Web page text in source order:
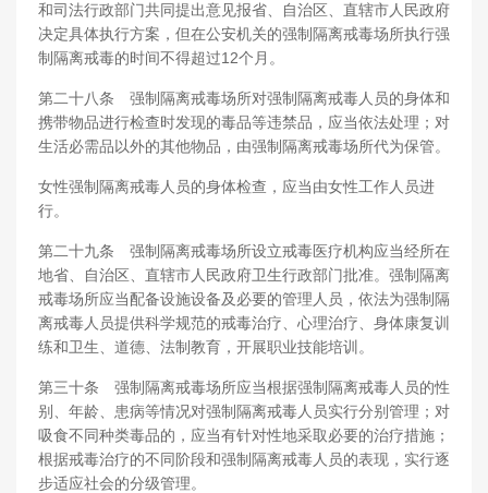
和司法行政部门共同提出意见报省、自治区、直辖市人民政府
决定具体执行方案，但在公安机关的强制隔离戒毒场所执行强
制隔离戒毒的时间不得超过12个月。
第二十八条 强制隔离戒毒场所对强制隔离戒毒人员的身体和
携带物品进行检查时发现的毒品等违禁品，应当依法处理；对
生活必需品以外的其他物品，由强制隔离戒毒场所代为保管。
女性强制隔离戒毒人员的身体检查，应当由女性工作人员进
行。
第二十九条 强制隔离戒毒场所设立戒毒医疗机构应当经所在
地省、自治区、直辖市人民政府卫生行政部门批准。强制隔离
戒毒场所应当配备设施设备及必要的管理人员，依法为强制隔
离戒毒人员提供科学规范的戒毒治疗、心理治疗、身体康复训
练和卫生、道德、法制教育，开展职业技能培训。
第三十条 强制隔离戒毒场所应当根据强制隔离戒毒人员的性
别、年龄、患病等情况对强制隔离戒毒人员实行分别管理；对
吸食不同种类毒品的，应当有针对性地采取必要的治疗措施；
根据戒毒治疗的不同阶段和强制隔离戒毒人员的表现，实行逐
步适应社会的分级管理。